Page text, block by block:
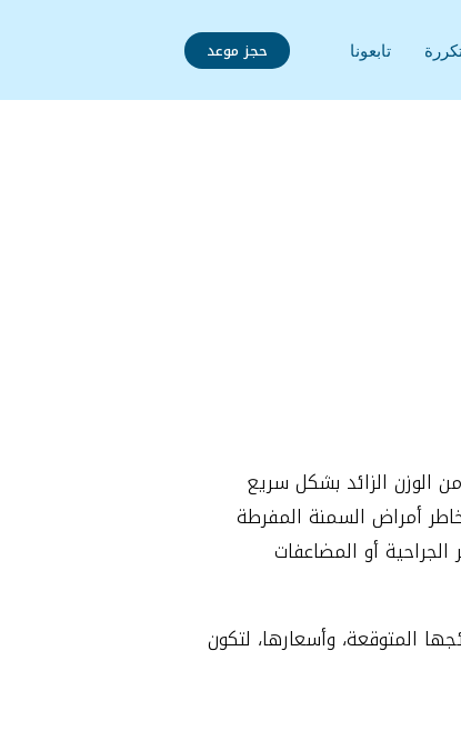
تابعونا حجز موعد
الوزن الزائد بشكل سريع
أمراض السمنة المفرطة
أو المضاعفات
المتوقعة، وأسعارها، لتكون